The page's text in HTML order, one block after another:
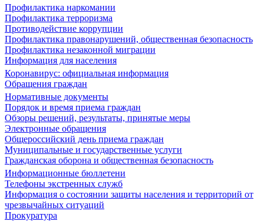
Профилактика наркомании
Профилактика терроризма
Противодействие коррупции
Профилактика правонарушений, общественная безопасность
Профилактика незаконной миграции
Информация для населения
Коронавирус: официальная информация
Обращения граждан
Нормативные документы
Порядок и время приема граждан
Обзоры решений, результаты, принятые меры
Электронные обращения
Общероссийский день приема граждан
Муниципальные и государственные услуги
Гражданская оборона и общественная безопасность
Информационные бюллетени
Телефоны экстренных служб
Информация о состоянии защиты населения и территорий от
чрезвычайных ситуаций
Прокуратура